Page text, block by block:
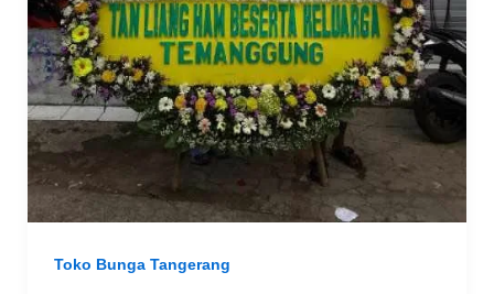
Toko Bunga Tangerang